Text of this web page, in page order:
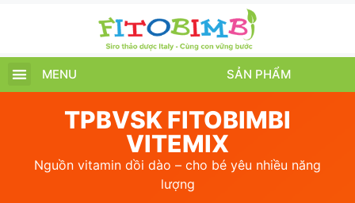
MENU SẢN PHẨM
TPBVSK FITOBIMBI
VITEMIX
Nguồn vitamin dồi dào – cho bé yêu nhiều năng
lượng